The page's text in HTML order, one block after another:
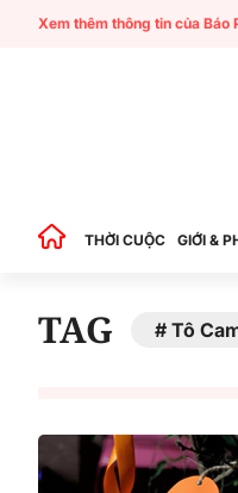
Xem thêm thông tin của Báo
THỜI CUỘC GIỚI &
TAG Tô